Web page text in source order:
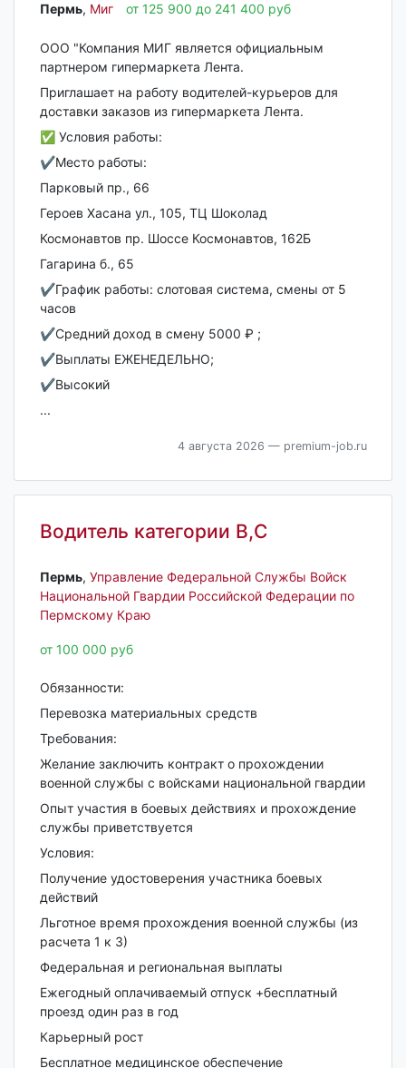
Пермь‎, Миг от 125 900 до 241 400 руб
ООО "Компания МИГ является официальным
партнером гипермаркета Лента.
Приглашает на работу водителей-курьеров для
доставки заказов из гипермаркета Лента.
✅ Условия работы:
✔️Место работы:
Парковый пр., 66
Героев Хасана ул., 105, ТЦ Шоколад
Космонавтов пр. Шоссе Космонавтов, 162Б
Гагарина б., 65
✔️График работы: слотовая система, смены от 5
часов
✔️Средний доход в смену 5000 ₽ ;
✔️Выплаты ЕЖЕНЕДЕЛЬНО;
✔️Высокий
...
4 августа 2026 — premium-job.ru
Водитель категории В,С
Пермь‎, Управление Федеральной Службы Войск
Национальной Гвардии Российской Федерации по
Пермскому Краю
от 100 000 руб
Обязанности:
Перевозка материальных средств
Требования:
Желание заключить контракт о прохождении
военной службы с войсками национальной гвардии
Опыт участия в боевых действиях и прохождение
службы приветствуется
Условия:
Получение удостоверения участника боевых
действий
Льготное время прохождения военной службы (из
расчета 1 к 3)
Федеральная и региональная выплаты
Ежегодный оплачиваемый отпуск +бесплатный
проезд один раз в год
Карьерный рост
Бесплатное медицинское обеспечение